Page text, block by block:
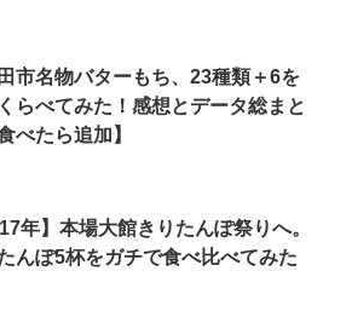
市名物バターもち、23種類＋6を
らべてみた！感想とデータ総まと
べたら追加】
年】本場大館きりたんぽ祭りへ。
んぽ5杯をガチで食べ比べてみた